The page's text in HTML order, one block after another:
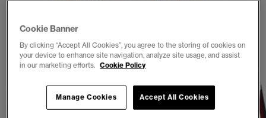
Cookie Banner
By clicking “Accept All Cookies”, you agree to the storing of cookies on
your device to enhance site navigation, analyze site usage, and assist
in our marketing efforts. Cookie Policy
Accept All Cookies
Manage Cookies